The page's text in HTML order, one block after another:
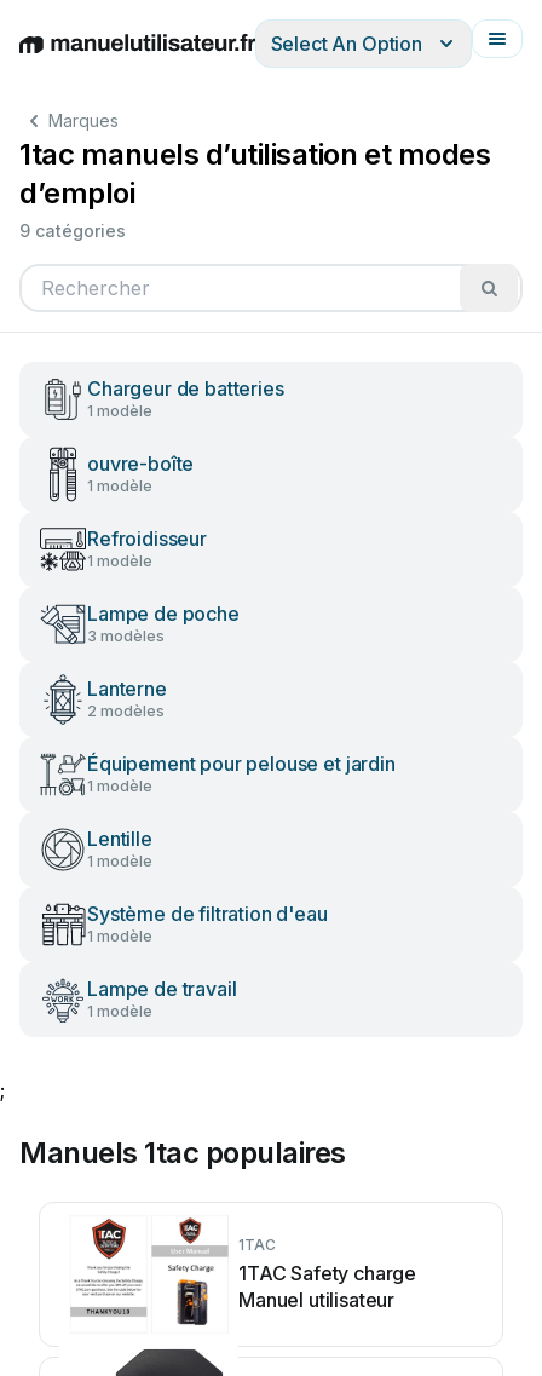
EnglishDeutschEspañolItalianoFrançais
Select An Option
Marques
1tac manuels d’utilisation et modes
d’emploi
9 catégories
Chargeur de batteries
1 modèle
ouvre-boîte
1 modèle
Refroidisseur
1 modèle
Lampe de poche
3 modèles
Lanterne
2 modèles
Équipement pour pelouse et jardin
1 modèle
Lentille
1 modèle
Système de filtration d'eau
1 modèle
Lampe de travail
1 modèle
;
Manuels 1tac populaires
1TAC
1TAC Safety charge
Manuel utilisateur